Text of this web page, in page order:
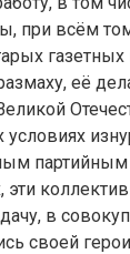
при всём
её
в
своей